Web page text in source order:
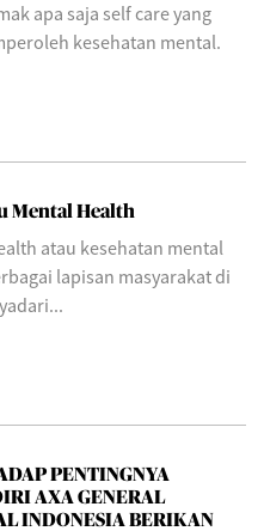
apa saja self care yang
kesehatan mental.
Mental Health
atau kesehatan mental
lapisan masyarakat di
PENTINGNYA
AXA GENERAL
INDONESIA BERIKAN